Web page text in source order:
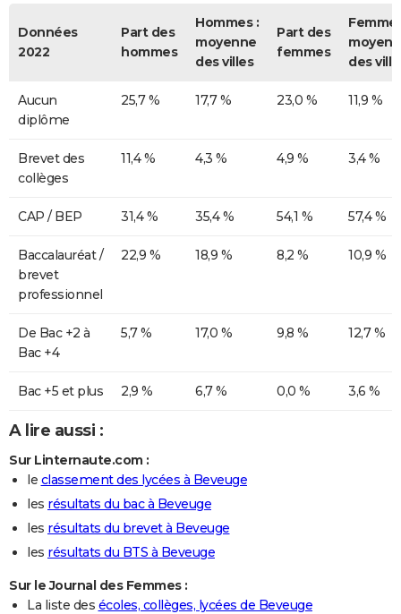
Données
2022
Part des
hommes
Hommes :
moyenne
des villes
Part des
femmes
des
Aucun
diplôme
25,7 % 17,7 % 23,0 % 11,9 %
Brevet des
collèges
11,4 % 4,3 % 4,9 % 3,4 %
CAP / BEP 31,4 % 35,4 % 54,1 % 57,4 %
Baccalauréat /
brevet
professionnel
22,9 % 18,9 % 8,2 % 10,9 %
De Bac +2 à
Bac +4
5,7 % 17,0 % 9,8 % 12,7 %
Bac +5 et plus 2,9 % 6,7 % 0,0 % 3,6 %
A lire aussi :
Sur Linternaute.com :
le classement des lycées à Beveuge
les résultats du bac à Beveuge
les résultats du brevet à Beveuge
les résultats du BTS à Beveuge
Sur le Journal des Femmes :
La liste des écoles, collèges, lycées de Beveuge